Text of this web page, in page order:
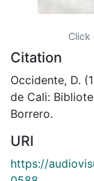
Click
Citation
Occidente, D.
de Cali:
Borrero.
URI
https://